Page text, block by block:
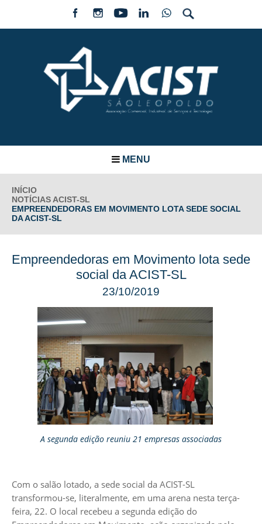
MENU
INÍCIO
NOTÍCIAS ACIST-SL
EMPREENDEDORAS EM MOVIMENTO LOTA SEDE SOCIAL
DA ACIST-SL
Empreendedoras em Movimento lota sede
social da ACIST-SL
23/10/2019
A segunda edição reuniu 21 empresas associadas
Com o salão lotado, a sede social da ACIST-SL
transformou-se, literalmente, em uma arena nesta terça-
feira, 22. O local recebeu a segunda edição do